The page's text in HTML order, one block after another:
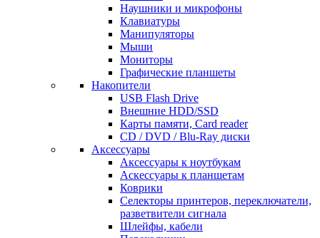
Наушники и микрофоны
Клавиатуры
Манипуляторы
Мыши
Мониторы
Графические планшеты
Накопители
USB Flash Drive
Внешние HDD/SSD
Карты памяти, Card reader
CD / DVD / Blu-Ray диски
Аксессуары
Аксессуары к ноутбукам
Аскессуары к планшетам
Коврики
Селекторы принтеров, переключатели,
разветвители сигнала
Шлейфы, кабели